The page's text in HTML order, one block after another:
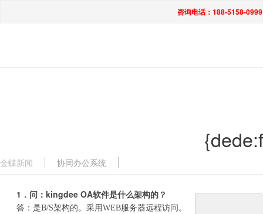
咨询电话：188-5158-0999
金蝶新闻 协同办公系统
1．问：kingdee OA软件是什么架构的？
答：是B/S架构的。采用WEB服务器远程访问。